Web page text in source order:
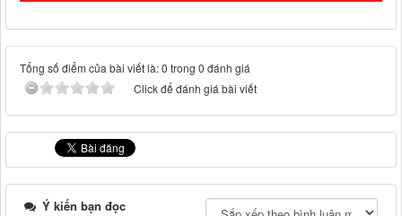
Tổng số điểm của bài viết là: 0 trong 0 đánh giá
Click để đánh giá bài viết
Ý kiến bạn đọc